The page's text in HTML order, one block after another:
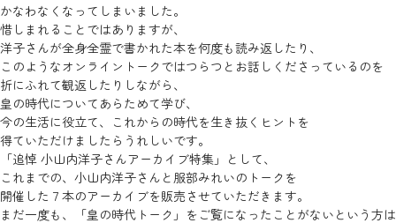
かなわなくなってしまいました。
惜しまれることではありますが、
洋子さんが全身全霊で書かれた本を何度も読み返したり、
このようなオンライントークではつらつとお話しくださっているのを
折にふれて観返したりしながら、
皇の時代についてあらためて学び、
今の生活に役立て、これからの時代を生き抜くヒントを
得ていただけましたらうれしいです。
「追悼 小山内洋子さんアーカイブ特集」として、
これまでの、小山内洋子さんと服部みれいのトークを
開催した７本のアーカイブを販売させていただきます。
まだ一度も、「皇の時代トーク」をご覧になったことがないという方は